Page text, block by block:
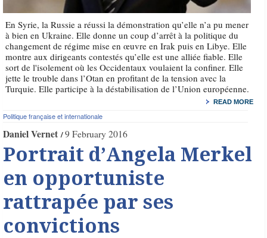
En Syrie, la Russie a réussi la démonstration qu’elle n’a pu mener
à bien en Ukraine. Elle donne un coup d’arrêt à la politique du
changement de régime mise en œuvre en Irak puis en Libye. Elle
montre aux dirigeants contestés qu’elle est une alliée fiable. Elle
sort de l'isolement où les Occidentaux voulaient la confiner. Elle
jette le trouble dans l’Otan en profitant de la tension avec la
Turquie. Elle participe à la déstabilisation de l’Union européenne.
READ MORE
Politique française et internationale
Daniel Vernet 9 February 2016
Portrait d’Angela Merkel
en opportuniste
rattrapée par ses
convictions